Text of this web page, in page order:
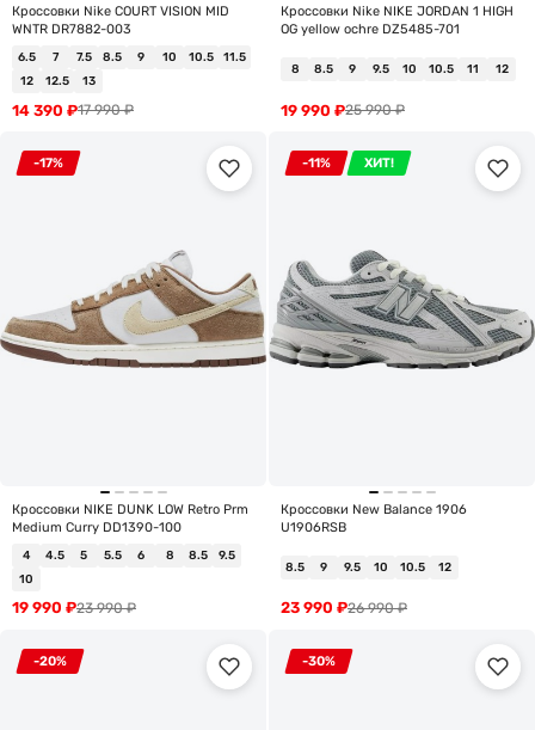
Кроссовки Nike COURT VISION MID
WNTR DR7882-003
6.5 7 7.5 8.5 9 10 10.5
11.5
12
12.5 13
17 990₽
14 390 ₽
Кроссовки Nike NIKE JORDAN 1 HIGH
OG yellow ochre DZ5485-701
8 8.5 9 9.5 10 10.5 11 12
25 990₽
19 990 ₽
-17%
Кроссовки NIKE DUNK LOW Retro Prm
Medium Curry DD1390-100
4 4.5 5 5.5 6 8 8.5
9.5
10
23 990₽
19 990 ₽
-11% ХИТ!
Кроссовки New Balance 1906
U1906RSB
8.5 9 9.5 10 10.5 12
26 990₽
23 990 ₽
-20% -30%